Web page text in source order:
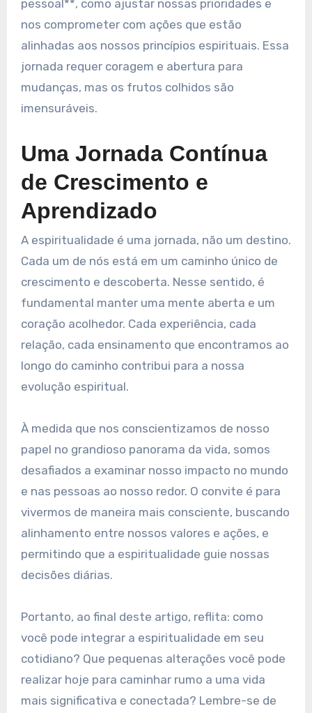
pessoal**, como ajustar nossas prioridades e
nos comprometer com ações que estão
alinhadas aos nossos princípios espirituais. Essa
jornada requer coragem e abertura para
mudanças, mas os frutos colhidos são
imensuráveis.
Uma Jornada Contínua
de Crescimento e
Aprendizado
A espiritualidade é uma jornada, não um destino.
Cada um de nós está em um caminho único de
crescimento e descoberta. Nesse sentido, é
fundamental manter uma mente aberta e um
coração acolhedor. Cada experiência, cada
relação, cada ensinamento que encontramos ao
longo do caminho contribui para a nossa
evolução espiritual.
À medida que nos conscientizamos de nosso
papel no grandioso panorama da vida, somos
desafiados a examinar nosso impacto no mundo
e nas pessoas ao nosso redor. O convite é para
vivermos de maneira mais consciente, buscando
alinhamento entre nossos valores e ações, e
permitindo que a espiritualidade guie nossas
decisões diárias.
Portanto, ao final deste artigo, reflita: como
você pode integrar a espiritualidade em seu
cotidiano? Que pequenas alterações você pode
realizar hoje para caminhar rumo a uma vida
mais significativa e conectada? Lembre-se de